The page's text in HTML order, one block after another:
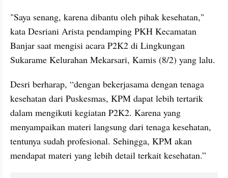
"Saya senang, karena dibantu oleh pihak kesehatan,"
kata Desriani Arista pendamping PKH Kecamatan
Banjar saat mengisi acara P2K2 di Lingkungan
Sukarame Kelurahan Mekarsari, Kamis (8/2) yang lalu.
Desri berharap, “dengan bekerjasama dengan tenaga
kesehatan dari Puskesmas, KPM dapat lebih tertarik
dalam mengikuti kegiatan P2K2. Karena yang
menyampaikan materi langsung dari tenaga kesehatan,
tentunya sudah profesional. Sehingga, KPM akan
mendapat materi yang lebih detail terkait kesehatan.”